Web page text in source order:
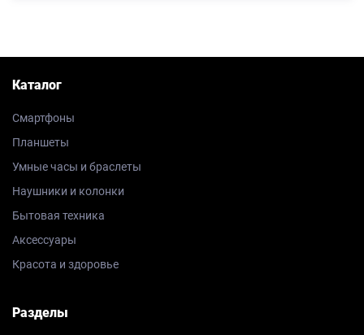
Каталог
Смартфоны
Планшеты
Умные часы и браслеты
Наушники и колонки
Бытовая техника
Аксессуары
Красота и здоровье
Разделы